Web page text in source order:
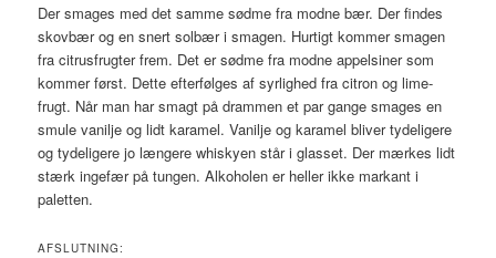
Der smages med det samme sødme fra modne bær. Der findes
skovbær og en snert solbær i smagen. Hurtigt kommer smagen
fra citrusfrugter frem. Det er sødme fra modne appelsiner som
kommer først. Dette efterfølges af syrlighed fra citron og lime-
frugt. Når man har smagt på drammen et par gange smages en
smule vanilje og lidt karamel. Vanilje og karamel bliver tydeligere
og tydeligere jo længere whiskyen står i glasset. Der mærkes lidt
stærk ingefær på tungen. Alkoholen er heller ikke markant i
paletten.
AFSLUTNING: